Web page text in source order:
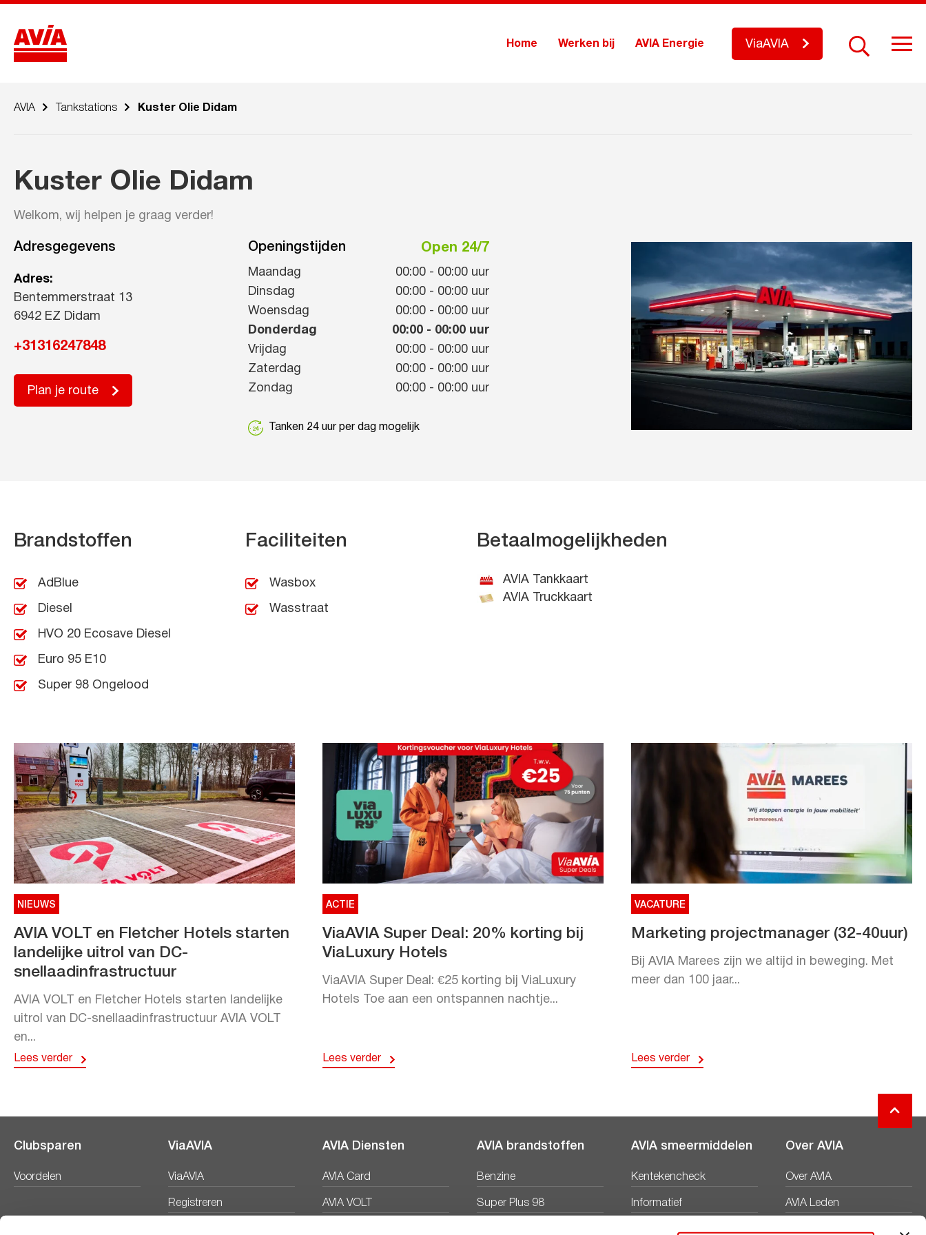
Home Werken bij AVIA Energie ViaAVIA
AVIA Tankstations Kuster Olie Didam
Kuster Olie Didam
Welkom, wij helpen je graag verder!
Adresgegevens
Adres:
Bentemmerstraat 13
6942 EZ Didam
+31316247848
Plan je route
Openingstijden Open 24/7
Maandag 00:00 - 00:00 uur
Dinsdag
00:00 - 00:00 uur
Woensdag
00:00 - 00:00 uur
Donderdag
00:00 - 00:00 uur
Vrijdag
00:00 - 00:00 uur
Zaterdag
00:00 - 00:00 uur
Zondag
00:00 - 00:00 uur
Tanken 24 uur per dag mogelijk
Brandstoffen
AdBlue
Diesel
HVO 20 Ecosave Diesel
Euro 95 E10
Super 98 Ongelood
Faciliteiten
Wasbox
Wasstraat
Betaalmogelijkheden
AVIA Tankkaart
AVIA Truckkaart
NIEUWS
AVIA VOLT en Fletcher Hotels starten
landelijke uitrol van DC-
snellaadinfrastructuur
AVIA VOLT en Fletcher Hotels starten landelijke
uitrol van DC-snellaadinfrastructuur AVIA VOLT
en...
Lees verder
ACTIE
ViaAVIA Super Deal: 20% korting bij
ViaLuxury Hotels
ViaAVIA Super Deal: €25 korting bij ViaLuxury
Hotels Toe aan een ontspannen nachtje...
Lees verder
VACATURE
Marketing projectmanager (32-40uur)
Bij AVIA Marees zijn we altijd in beweging. Met
meer dan 100 jaar...
Lees verder
Clubsparen
Voordelen
ViaAVIA
ViaAVIA
Registreren
AVIA Diensten
AVIA Card
AVIA VOLT
AVIA brandstoffen
Benzine
Super Plus 98
AVIA smeermiddelen
Kentekencheck
Informatief
Productbladen
Over AVIA
Over AVIA
AVIA Leden
Nieuws